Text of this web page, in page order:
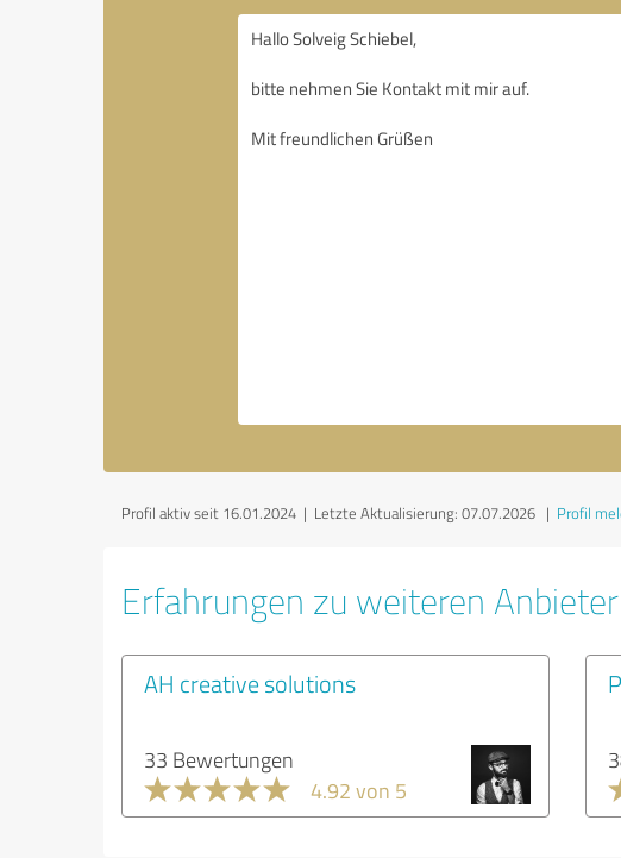
Profil aktiv seit 16.01.2024 | Letzte Aktualisierung: 07.07.2026 | Profil
Erfahrungen zu weiteren
AH creative solutions
33 Bewertungen
4.92 von 5